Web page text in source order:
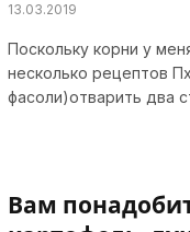
13.03.2019
Поскольку корни у
несколько рецептов
фасоли)отварить два
Вам